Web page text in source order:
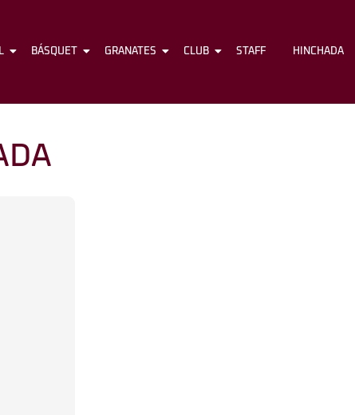
FÚTBOL BÁSQUET GRANATES CLUB
BÁSQUET GRANATES CLUB STAFF HINCHADA